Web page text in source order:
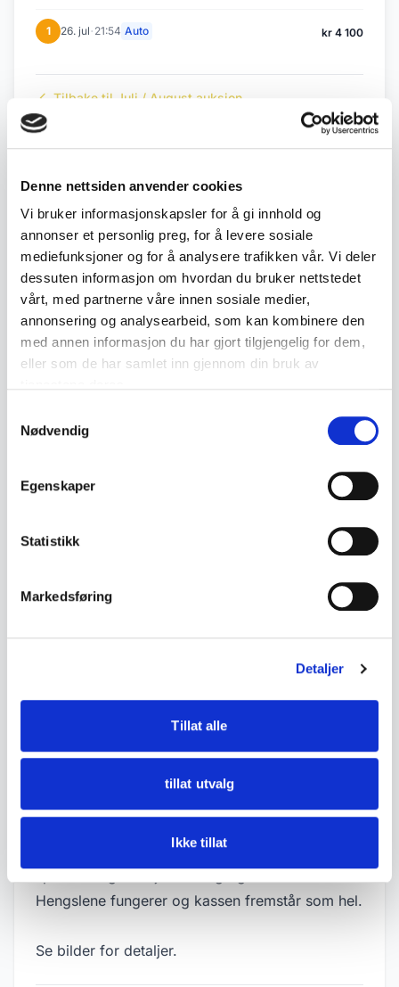
Denne nettsiden anvender cookies
Vi bruker informasjonskapsler for å gi innhold og
annonser et personlig preg, for å levere sosiale
mediefunksjoner og for å analysere trafikken vår. Vi deler
dessuten informasjon om hvordan du bruker nettstedet
vårt, med partnerne våre innen sosiale medier,
annonsering og analysearbeid, som kan kombinere den
med annen informasjon du har gjort tilgjengelig for dem,
eller som de har samlet inn gjennom din bruk av
Nødvendig
Egenskaper
Statistikk
Markedsføring
Detaljer
Tillat alle
tillat utvalg
Ikke tillat
1 26. jul· 21:54 Auto kr 4 100
Tilbake til Juli / August auksjon
#379
Beskrivelse
Eldre håndlaget felekasse i tre, rikt dekorert
med tradisjonell rosemaling. Lokket er datert
1820 og har malte eierinitialer samt en dekorativ
objekt med tydelig alder og flott patina.
• Rosemalt med blomsterdekor samt malt mann
• Malte eierinitialer på lokket
• Utført i tre
- Lengde: ca. 64,5 cm
- Bredde: ca. 23 cm
- Høyde: ca. 11,5 cm
aldersslitasje, krakelering, mindre hakk,
sprekker og slitasje i maling og treverk.
Hengslene fungerer og kassen fremstår som hel.
Se bilder for detaljer.